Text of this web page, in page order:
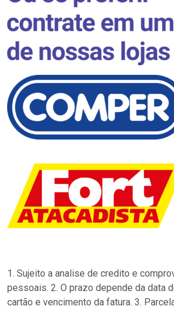
1. Sujeito a analise de credito e
pessoais. 2. O prazo depende da data
cartão e vencimento da fatura. 3.